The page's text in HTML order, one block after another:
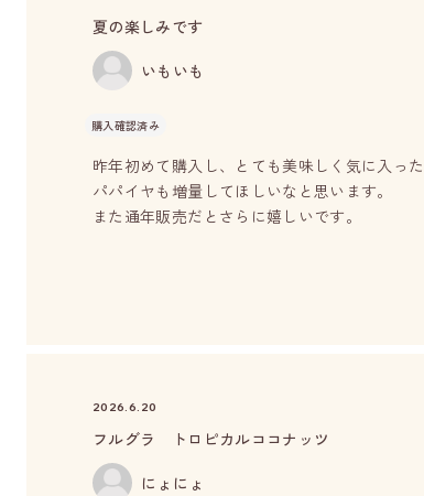
夏の楽しみです
いもいも
購入確認済み
昨年初めて購入し、とても美味しく気に入っ
パパイヤも増量してほしいなと思います。
また通年販売だとさらに嬉しいです。
2026.6.20
フルグラ トロピカルココナッツ
にょにょ